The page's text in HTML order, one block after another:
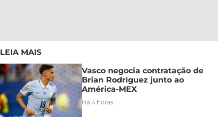
LEIA MAIS
Vasco negocia contratação de
Brian Rodríguez junto ao
América-MEX
Há 4 horas